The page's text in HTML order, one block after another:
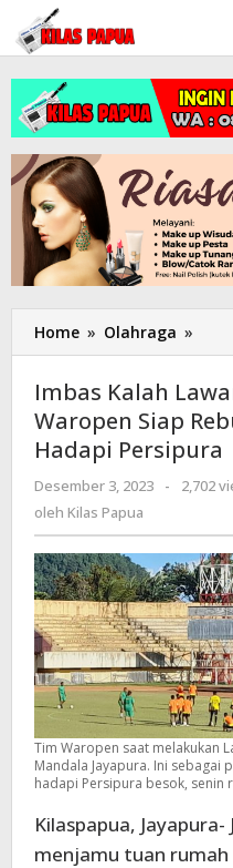
Lewati
konten
Home » Olahraga »
Tim
Imbas Kalah
Waropen Siap
Hadapi Persipura
Desember 3, 2023
oleh
-
2,702
oleh Kilas Papua
Tim Waropen saat melakukan
Mandala Jayapura. Ini
hadapi Persipura besok, senin
Kilaspapua,
menjamu tuan rumah